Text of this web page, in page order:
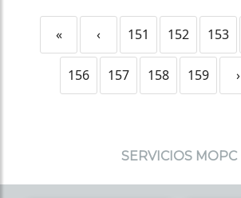
« ‹ 151 152 153
156 157 158 159 ›
SERVICIOS MOPC